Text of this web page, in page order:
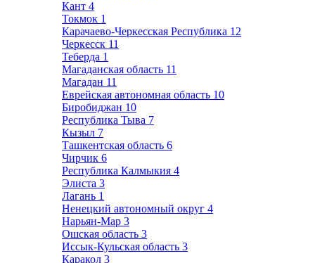
Кант 4
Токмок 1
Карачаево-Черкесская Республика 12
Черкесск 11
Теберда 1
Магаданская область 11
Магадан 11
Еврейская автономная область 10
Биробиджан 10
Республика Тыва 7
Кызыл 7
Ташкентская область 6
Чирчик 6
Республика Калмыкия 4
Элиста 3
Лагань 1
Ненецкий автономный округ 4
Нарьян-Мар 3
Ошская область 3
Иссык-Кульская область 3
Каракол 3